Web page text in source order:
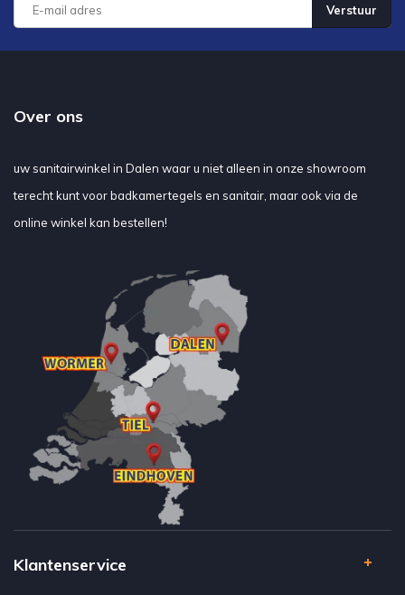
Verstuur
Over ons
uw sanitairwinkel in Dalen waar u niet alleen in onze showroom
terecht kunt voor badkamertegels en sanitair, maar ook via de
online winkel kan bestellen!
Klantenservice